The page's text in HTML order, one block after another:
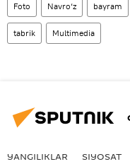
Foto Navro‘z bayram
tabrik Multimedia
YANGILIKLAR SIYOSAT